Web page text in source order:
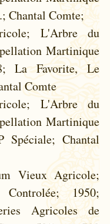
Chantal Comte;
L'Arbre du
Martinique
La Favorite, Le
Comte
L'Arbre du
Martinique
Spéciale; Chantal
Vieux Agricole;
1950;
Agricoles de